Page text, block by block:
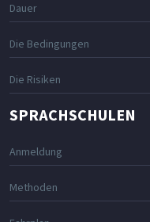
Dauer
Die Bedingungen
Die Risiken
SPRACHSCHULEN
Anmeldung
Methoden